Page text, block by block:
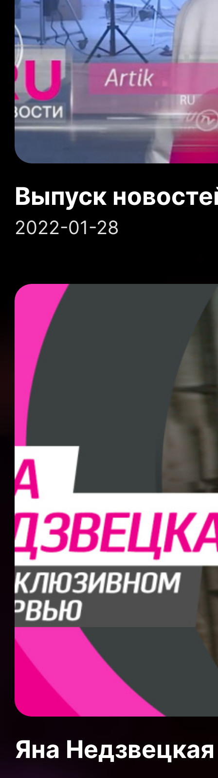
Выпуск
2022-01-28
Яна Недзвецкая